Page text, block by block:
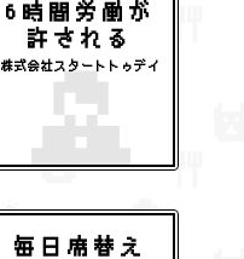
6時間労働が
許される
株式会社スタートトゥデイ
毎日席替え